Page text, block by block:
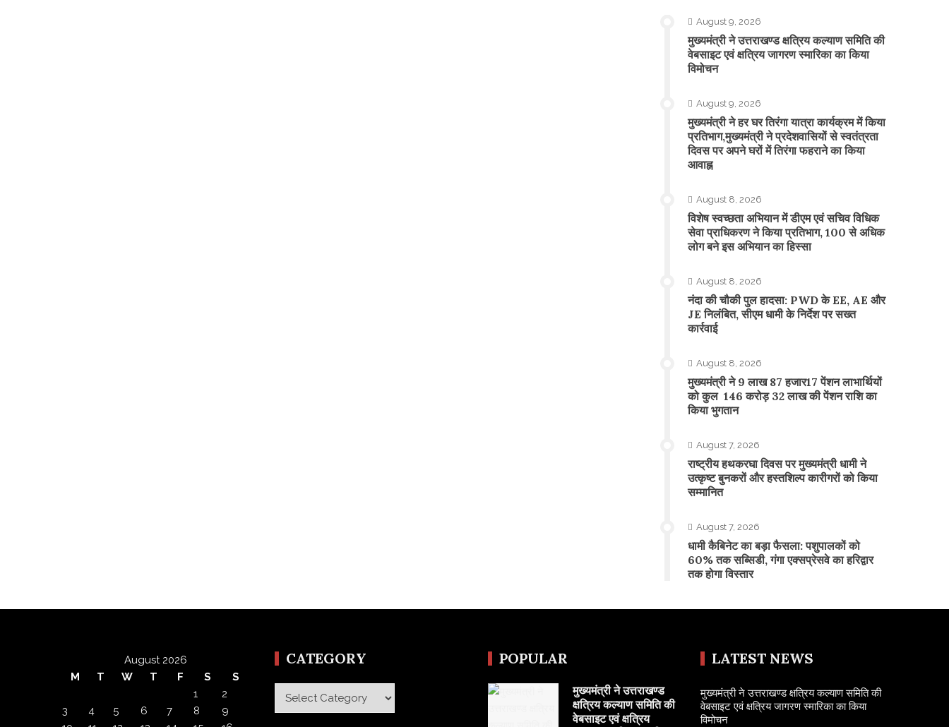
August 9, 2026
मुख्यमंत्री ने उत्तराखण्ड क्षत्रिय कल्याण समिति की
वेबसाइट एवं क्षत्रिय जागरण स्मारिका का किया
विमोचन
August 9, 2026
मुख्यमंत्री ने हर घर तिरंगा यात्रा कार्यक्रम में किया
प्रतिभाग,मुख्यमंत्री ने प्रदेशवासियों से स्वतंत्रता
दिवस पर अपने घरों में तिरंगा फहराने का किया
आवाह्न
August 8, 2026
विशेष स्वच्छता अभियान में डीएम एवं सचिव विधिक
सेवा प्राधिकरण ने किया प्रतिभाग, 100 से अधिक
लोग बने इस अभियान का हिस्सा
August 8, 2026
नंदा की चौकी पुल हादसा: PWD के EE, AE और
JE निलंबित, सीएम धामी के निर्देश पर सख्त
कार्रवाई
August 8, 2026
मुख्यमंत्री ने 9 लाख 87 हजार17 पेंशन लाभार्थियों
को कुल 146 करोड़ 32 लाख की पेंशन राशि का
किया भुगतान
August 7, 2026
राष्ट्रीय हथकरघा दिवस पर मुख्यमंत्री धामी ने
उत्कृष्ट बुनकरों और हस्तशिल्प कारीगरों को किया
सम्मानित
August 7, 2026
​धामी कैबिनेट का बड़ा फैसला: पशुपालकों को
60% तक सब्सिडी, गंगा एक्सप्रेसवे का हरिद्वार
तक होगा विस्तार
August 2026
M
T W T F S
S
1
2
3
4 5 6 7 8
9
CATEGORY
Category
POPULAR
मुख्यमंत्री ने उत्तराखण्ड
क्षत्रिय कल्याण समिति की
वेबसाइट एवं क्षत्रिय
LATEST NEWS
मुख्यमंत्री ने उत्तराखण्ड क्षत्रिय कल्याण समिति की
वेबसाइट एवं क्षत्रिय जागरण स्मारिका का किया
विमोचन